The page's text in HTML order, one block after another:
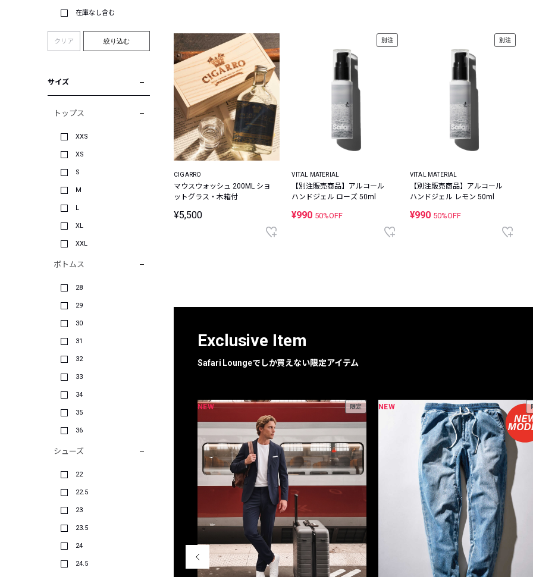
在庫なし含む
クリア 絞り込む
サイズ
トップス
XXS
XS
S
M
L
XL
XXL
ボトムス
28
29
30
31
32
33
34
35
36
シューズ
22
22.5
23
23.5
24
24.5
CIGARRO
マウスウォッシュ 200ML ショ
ットグラス・木箱付
¥5,500
別注
VITAL MATERIAL
【別注販売商品】アルコール
ハンドジェル ローズ 50ml
¥990 50%OFF
別注
VITAL MATERIAL
【別注販売商品】アルコール
ハンドジェル レモン 50ml
¥990 50%OFF
Exclusive Item
Safari Loungeでしか買えない限定アイテム
NEW 限定 NEW